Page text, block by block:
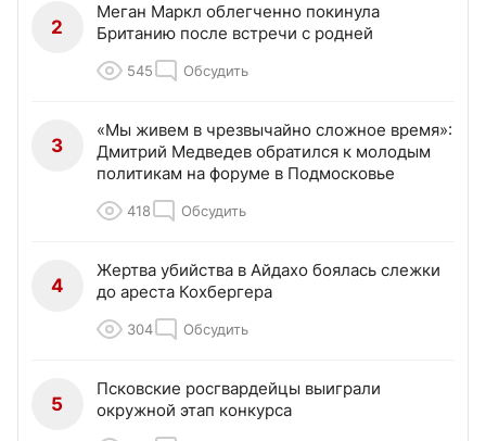
2
Меган Маркл облегченно покинула
Британию после встречи с родней
545 Обсудить
3
«Мы живем в чрезвычайно сложное время»:
Дмитрий Медведев обратился к молодым
политикам на форуме в Подмосковье
418 Обсудить
4
Жертва убийства в Айдахо боялась слежки
до ареста Кохбергера
304 Обсудить
5
Псковские росгвардейцы выиграли
окружной этап конкурса